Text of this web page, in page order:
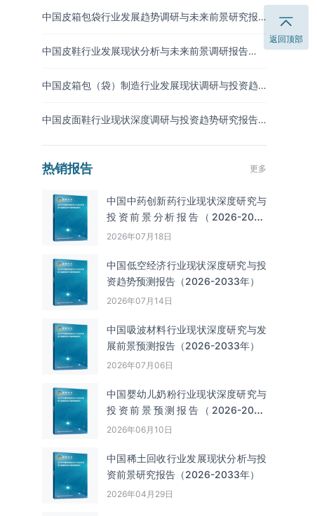
中国皮箱包袋行业发展趋势调研与未来前景研究报
中国皮鞋行业发展现状分析与未来前景调研报告
中国皮箱包（袋）制造行业发展现状调研与投资趋
中国皮面鞋行业现状深度调研与投资趋势研究报告
热销报告 更多
中国中药创新药行业现状深度研究与
投资前景分析报告（2026-2033
年）
2026年07月18日
中国低空经济行业现状深度研究与投
资趋势预测报告（2026-2033年）
2026年07月14日
中国吸波材料‌‌‌行业现状深度研究与发
展前景预测报告（2026-2033年）
2026年07月06日
中国婴幼儿奶粉行业现状深度研究与
投资前景预测报告（2026-2033
年）
2026年06月10日
中国‌‌稀土回收‌‌行业发展现状分析与投
资前景研究报告（2026-2033年）
2026年04月29日
返回顶部